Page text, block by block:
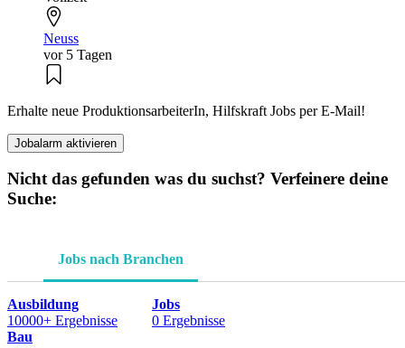
Neuss
vor 5 Tagen
Erhalte neue ProduktionsarbeiterIn, Hilfskraft Jobs per E-Mail!
Jobalarm aktivieren
Nicht das gefunden was du suchst? Verfeinere deine
Suche:
Jobs nach Branchen
Ausbildung
10000+ Ergebnisse
Bau
Jobs
0 Ergebnisse